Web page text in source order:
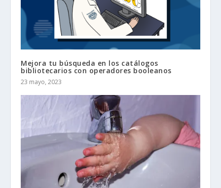
Mejora tu búsqueda en los catálogos
bibliotecarios con operadores booleanos
23 mayo, 2023